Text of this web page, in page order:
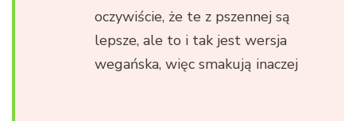
oczywiście, że te z pszennej są
lepsze, ale to i tak jest wersja
wegańska, więc smakują inaczej